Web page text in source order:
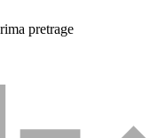
pretrage